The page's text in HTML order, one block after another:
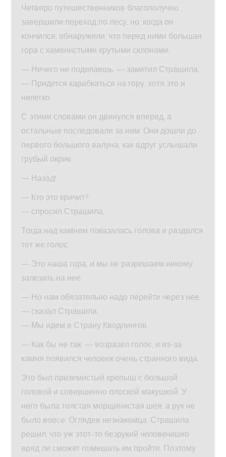
Четверо путешественников благополучно
завершили переход по лесу, но, когда он
кончился, обнаружили, что перед ними большая
гора с каменистыми крутыми склонами.
— Ничего не поделаешь, — заметил Страшила.
— Придется карабкаться на гору, хотя это и
нелегко.
С этими словами он двинулся вперед, а
остальные последовали за ним. Они дошли до
первого большого валуна, как вдруг услышали
грубый окрик:
— Назад!
— Кто это кричит?
— спросил Страшила.
Тогда над камнем показалась голова и раздался
тот же голос:
— Это наша гора, и мы не разрешаем никому
залезать на нее.
— Но нам обязательно надо перейти через нее,
— сказал Страшила.
— Мы идем в Страну Кводлингов.
— Как бы не так, — возразил голос, и из-за
камня появился человек очень странного вида.
Это был приземистый крепыш с большой
головой и совершенно плоской макушкой. У
него была толстая морщинистая шея, а рук не
было вовсе. Оглядев незнакомца, Страшила
решил, что уж этот-то безрукий человечишко
вряд ли сможет помешать им пройти. Поэтому